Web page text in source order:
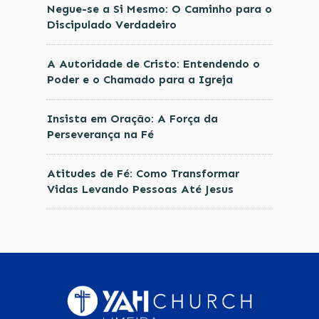
Negue-se a Si Mesmo: O Caminho para o
Discipulado Verdadeiro
A Autoridade de Cristo: Entendendo o
Poder e o Chamado para a Igreja
Insista em Oração: A Força da
Perseverança na Fé
Atitudes de Fé: Como Transformar
Vidas Levando Pessoas Até Jesus